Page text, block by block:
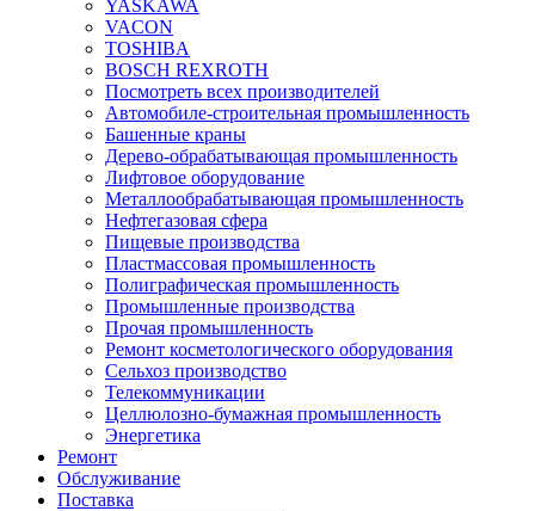
YASKAWA
VACON
TOSHIBA
BOSCH REXROTH
Посмотреть всех производителей
Автомобиле-строительная промышленность
Башенные краны
Дерево-обрабатывающая промышленность
Лифтовое оборудование
Металлообрабатывающая промышленность
Нефтегазовая сфера
Пищевые производства
Пластмассовая промышленность
Полиграфическая промышленность
Промышленные производства
Прочая промышленность
Ремонт косметологического оборудования
Сельхоз производство
Телекоммуникации
Целлюлозно-бумажная промышленность
Энергетика
Ремонт
Обслуживание
Поставка